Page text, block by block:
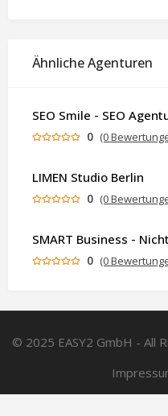
Ähnliche Agenturen
SEO Smile - SEO
0 (0
LIMEN Studio Berlin
0 (0
0 (0
© 2025 EASY2 GmbH - All